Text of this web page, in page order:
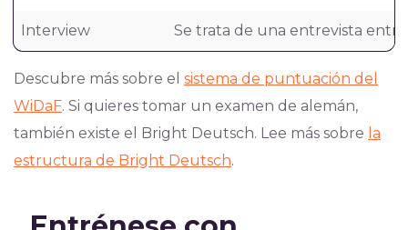
Interview Se trata de una entrevista
Descubre más sobre el sistema de puntuación del
WiDaF. Si quieres tomar un examen de alemán,
también existe el Bright Deutsch. Lee más sobre la
estructura de Bright Deutsch.